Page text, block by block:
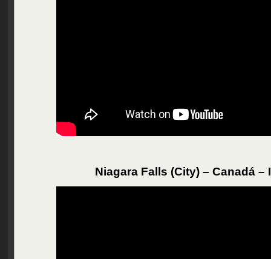
Niagara Falls (City) – Canadá –